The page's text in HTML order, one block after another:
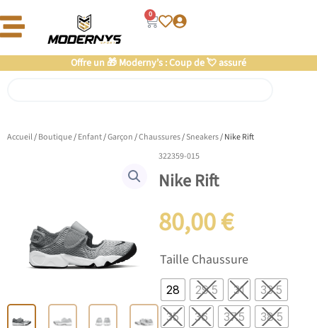
au
0
Panier
Offre un 🎁 Moderny’s : Coup de 💘 assuré
Accueil/Boutique/Enfant/Garçon/Chaussures/Sneakers/ Nike Rift
322359-015
Nike Rift
80,00€
Taille Chaussure
28 29.5 31
33.5
35
36 37.5 38.5
quantité
de
Nike
Rift